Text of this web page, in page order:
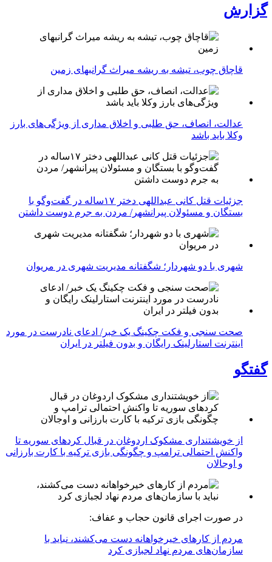
گزارش
قاچاق چوب، تیشه به ریشه میراث گرانبهای زمین
عدالت، انصاف، حق طلبی و اخلاق مداری از ویژگی‌های بارز
وکلا باید باشد
جزئیات قتل کانی عبداللهی دختر ۱۷ساله در گفت‌وگو با
بستگان و مسئولان پیرانشهر/ مردن به جرم دوست داشتن
شهری با دو شهردار؛ شگفتانه مدیریت شهری در مریوان
صحت سنجی و فکت چکینگ یک خبر/ ادعای نادرست در مورد
اینترنت استارلینک رایگان و بدون فیلتر در ایران
گفتگو
از خویشتنداری مشکوک اردوغان در قبال کردهای سوریه تا
واکنش احتمالی ترامپ و چگونگی بازی ترکیه با کارت بارزانی
و اوجالان
در صورت اجرای قانون حجاب و عفاف:
مردم از کارهای خیرخواهانه دست می‌کشند، نباید با
سازمان‌های مردم نهاد لجبازی کرد